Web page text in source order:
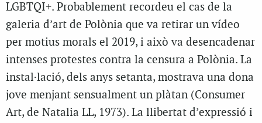
LGBTQI+. Probablement recordeu el cas de la
galeria d’art de Polònia que va retirar un vídeo
per motius morals el 2019, i això va desencadenar
intenses protestes contra la censura a Polònia. La
instal·lació, dels anys setanta, mostrava una dona
jove menjant sensualment un plàtan (Consumer
Art, de Natalia LL, 1973). La llibertat d’expressió i